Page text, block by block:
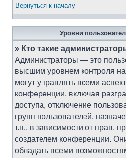
Вернуться к началу
Уровни
» Кто такие
Администраторы — это
высшим уровнем контроля
могут управлять всеми
конференции, включая
доступа, отключение
групп пользователей,
т.п., в зависимости от прав,
создателем конференции.
обладать всеми